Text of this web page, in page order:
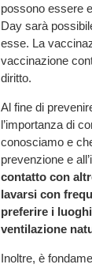
possono essere
Day sarà
esse. La
vaccinazione
diritto.
Al fine di
l’importanza di
conosciamo e
prevenzione e
contatto con
lavarsi con
preferire i
ventilazione
Inoltre, è